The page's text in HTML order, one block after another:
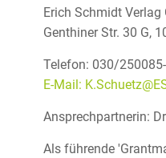
Erich Schmidt Verlag
Genthiner Str. 30 G,
Telefon: 030/
E-Mail:
Ansprechpartnerin:
Als führende